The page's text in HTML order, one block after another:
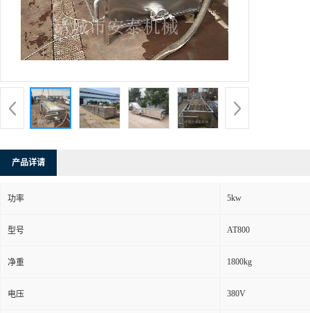
产品详请
功率 5kw
型号 AT800
净重 1800kg
电压 380V